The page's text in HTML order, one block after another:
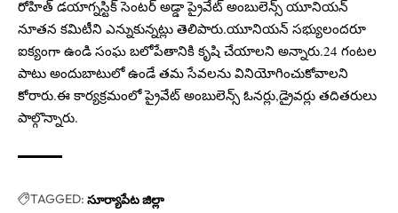
రోహిత్ డయాగ్నస్టిక్ సెంటర్ అడ్డా ప్రైవేట్ అంబులెన్స్ యూనియన్
నూతన కమిటీని ఎన్నుకున్నట్లు తెలిపారు.యూనియన్ సభ్యులందరూ
ఐక్యంగా ఉండి సంఘ బలోపేతానికి కృషి చేయాలని అన్నారు.24 గంటల
పాటు అందుబాటులో ఉండే తమ సేవలను వినియోగించుకోవాలని
కోరారు.ఈ కార్యక్రమంలో ప్రైవేట్ అంబులెన్స్ ఓనర్లు,డ్రైవర్లు తదితరులు
పాల్గొన్నారు.
TAGGED: సూర్యాపేట జిల్లా